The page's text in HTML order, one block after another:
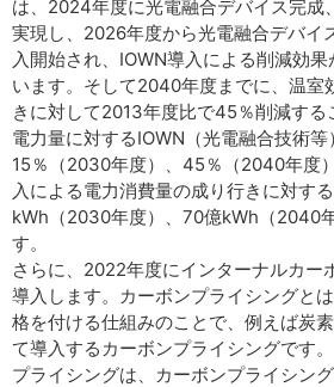
は、2024年度に光電融合デバイス完成
実現し、2026年度から光電融合デバイ
入開始され、IOWN導入による削減効
います。そして2040年度までに、温室
きに対して2013年度比で45％削減する
電力量に対するIOWN（光電融合技術等
15％（2030年度）、45％（2040年度
入による電力消費量の成り行きに対す
kWh（2030年度）、70億kWh（2040
す。
さらに、2022年度にインターナルカー
導入します。カーボンプライシングと
格を付ける仕組みのことで、例えば炭
て導入するカーボンプライシングです
プライシングは、カーボンプライシン